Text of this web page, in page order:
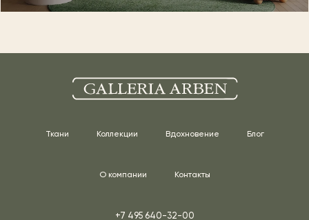
Ткани Коллекции Вдохновение Блог
О компании Контакты
+7 495 640-32-00